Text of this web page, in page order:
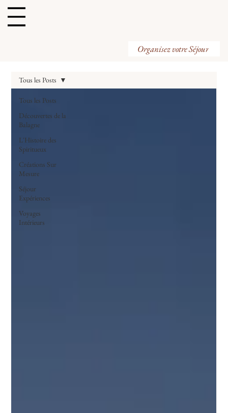
Organisez votre Séjour
Tous les Posts
Découvertes de la
Balagne
L'Histoire des
Spiritueux
Créations Sur
Mesure
Séjour
Expériences
Voyages
Intérieurs
Tous les Posts